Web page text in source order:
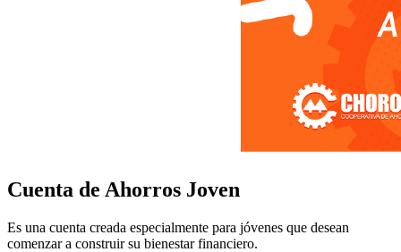
Cuenta de Ahorros Joven
Es una cuenta creada especialmente para jóvenes que desean
comenzar a construir su bienestar financiero.